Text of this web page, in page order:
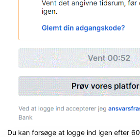
Du kan forsøge at logge ind igen efter